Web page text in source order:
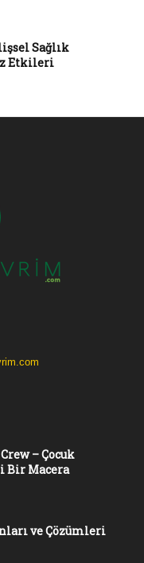
Sağlık
Etkileri
– Çocuk
Bir Macera
ve Çözümleri